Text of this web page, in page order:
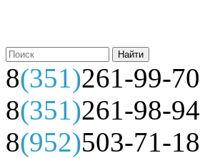
8(351)261-99-70
8(351)261-98-94
8(952)503-71-18